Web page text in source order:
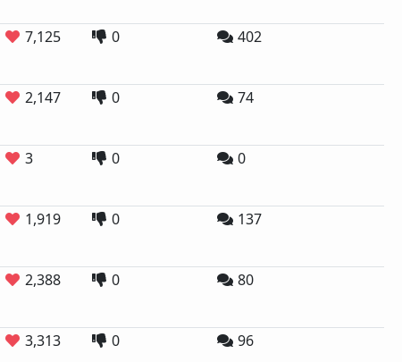
7,125 0 402
2,147 0 74
3 0 0
1,919 0 137
2,388 0 80
3,313 0 96